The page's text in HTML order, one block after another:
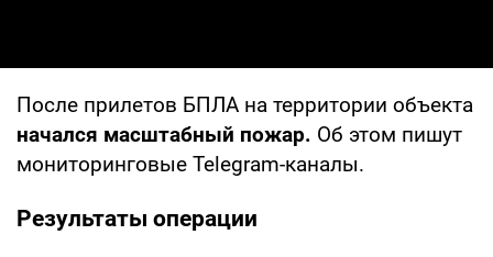
После прилетов БПЛА на территории объекта
начался масштабный пожар. Об этом пишут
мониторинговые Telegram-каналы.
Результаты операции